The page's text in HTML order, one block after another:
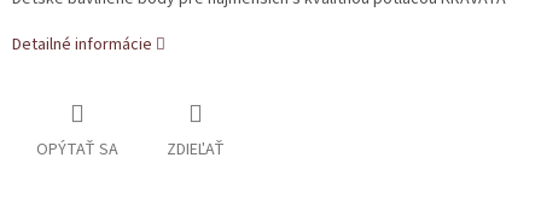
Detailné informácie
OPÝTAŤ SA ZDIEĽAŤ